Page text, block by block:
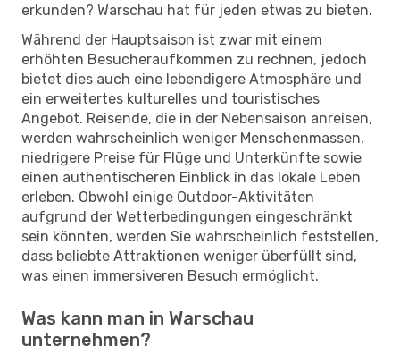
erkunden? Warschau hat für jeden etwas zu bieten.
Während der Hauptsaison ist zwar mit einem
erhöhten Besucheraufkommen zu rechnen, jedoch
bietet dies auch eine lebendigere Atmosphäre und
ein erweitertes kulturelles und touristisches
Angebot. Reisende, die in der Nebensaison anreisen,
werden wahrscheinlich weniger Menschenmassen,
niedrigere Preise für Flüge und Unterkünfte sowie
einen authentischeren Einblick in das lokale Leben
erleben. Obwohl einige Outdoor-Aktivitäten
aufgrund der Wetterbedingungen eingeschränkt
sein könnten, werden Sie wahrscheinlich feststellen,
dass beliebte Attraktionen weniger überfüllt sind,
was einen immersiveren Besuch ermöglicht.
Was kann man in Warschau
unternehmen?